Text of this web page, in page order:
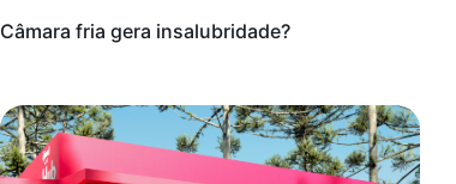
Câmara fria gera insalubridade?